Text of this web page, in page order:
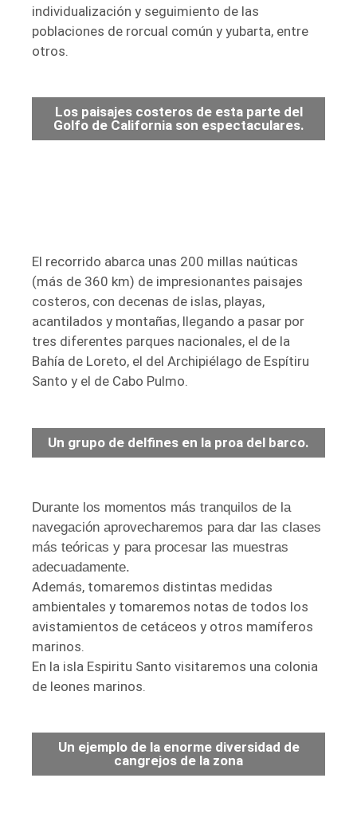
individualización y seguimiento de las
poblaciones de rorcual común y yubarta, entre
otros.
Los paisajes costeros de esta parte del
Golfo de California son espectaculares.
El recorrido abarca unas 200 millas naúticas
(más de 360 km) de impresionantes paisajes
costeros, con decenas de islas, playas,
acantilados y montañas, llegando a pasar por
tres diferentes parques nacionales, el de la
Bahía de Loreto, el del Archipiélago de Espítiru
Santo y el de Cabo Pulmo.
Un grupo de delfines en la proa del barco.
Durante los momentos más tranquilos de la
navegación aprovecharemos para dar las clases
más teóricas y para procesar las muestras
adecuadamente.
Además, tomaremos distintas medidas
ambientales y tomaremos notas de todos los
avistamientos de cetáceos y otros mamíferos
marinos.
En la isla Espiritu Santo visitaremos una colonia
de leones marinos.
Un ejemplo de la enorme diversidad de
cangrejos de la zona